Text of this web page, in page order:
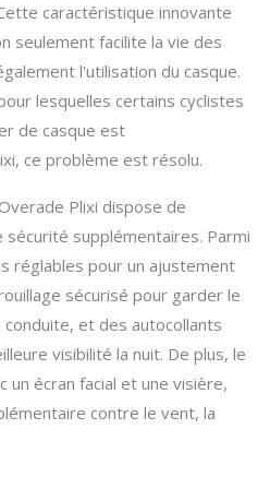
caractéristique innovante
seulement facilite la vie des
l'utilisation du casque.
lesquelles certains cyclistes
de casque est
ce problème est résolu.
Plixi dispose de
supplémentaires. Parmi
réglables pour un ajustement
sécurisé pour garder le
conduite, et des autocollants
visibilité la nuit. De plus, le
un écran facial et une visière,
contre le vent, la